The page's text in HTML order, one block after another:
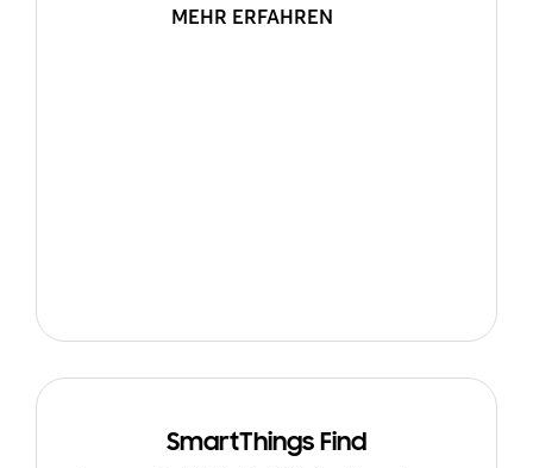
MEHR ERFAHREN
SmartThings Find